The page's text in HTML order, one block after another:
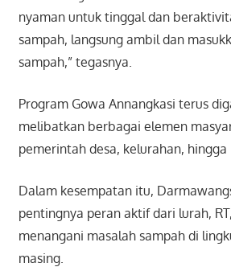
nyaman untuk tinggal dan
sampah, langsung ambil dan
sampah,” tegasnya.
Program Gowa Annangkasi terus
melibatkan berbagai elemen
pemerintah desa, kelurahan, hingga
Dalam kesempatan itu,
pentingnya peran aktif dari lurah,
menangani masalah sampah di
masing.